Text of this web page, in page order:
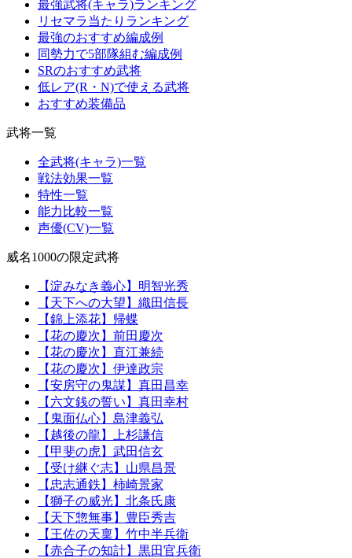
最強武将(キャラ)ランキング
リセマラ当たりランキング
最強のおすすめ編成例
同勢力で5部隊組む編成例
SRのおすすめ武将
低レア(R・N)で使える武将
おすすめ装備品
武将一覧
全武将(キャラ)一覧
戦法効果一覧
特性一覧
能力比較一覧
声優(CV)一覧
威名1000の限定武将
【淀みなき義心】明智光秀
【天下への大望】織田信長
【錦上添花】帰蝶
【花の慶次】前田慶次
【花の慶次】直江兼続
【花の慶次】伊達政宗
【安房守の鬼謀】真田昌幸
【六文銭の誓い】真田幸村
【鬼面仏心】島津義弘
【越後の龍】上杉謙信
【甲斐の虎】武田信玄
【受け継ぐ志】山県昌景
【忠志通鉄】柿崎景家
【獅子の威光】北条氏康
【天下惣無事】豊臣秀吉
【王佐の天稟】竹中半兵衛
【赤合子の知計】黒田官兵衛